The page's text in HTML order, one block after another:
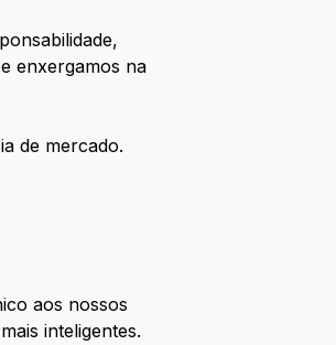
enxergamos na
de mercado.
aos nossos
inteligentes.